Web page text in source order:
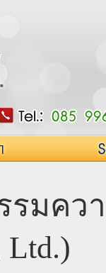
รมคว
Ltd.)